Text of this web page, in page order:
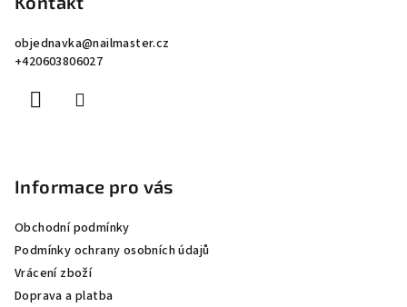
objednavka@nailmaster.cz
+420603806027
Informace pro vás
Obchodní podmínky
Podmínky ochrany osobních údajů
Vrácení zboží
Doprava a platba